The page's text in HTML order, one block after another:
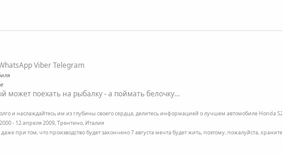
Viber Telegram
может поехать на рыбалку - а поймать белочку...
и наслаждайтесь им из глубины своего сердца, делитесь информацией о лучшем автомобиле Honda
- 12 апреля 2009, Трентино, Италия
при том, что производство будет закончено 7 августа мечта будет жить, поэтому, пожалуйста,